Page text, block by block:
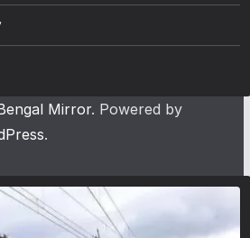
Mirror. Powered by
.